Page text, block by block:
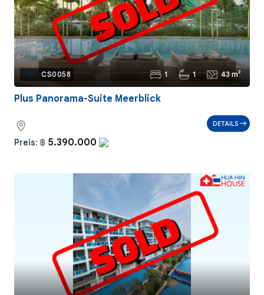
Ref.: CS0058 1 1 43 m²
Plus Panorama-Suite Meerblick
Preis: ฿ 5.390.000
DETAILS